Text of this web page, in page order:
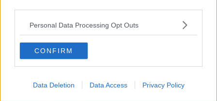
Personal Data Processing Opt Outs
CONFIRM
Data Deletion Data Access Privacy Policy
divelto a Monteroni, unalbero caduto su un tetto della scuola
Mattioli a Sienasenza provocare particolari danni all’edificio.